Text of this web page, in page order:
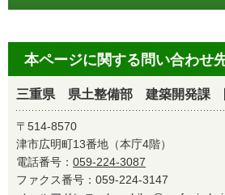
本ページに関する問い合わせ
三重県 県土整備部 建築開発課
〒514-8570
津市広明町13番地（本庁4階）
電話番号： 059-224-3087
ファクス番号：059-224-3147